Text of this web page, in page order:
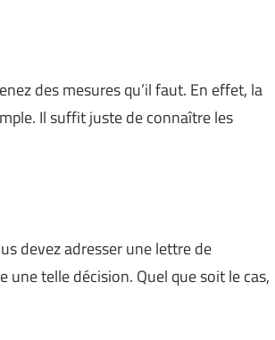
des mesures qu’il faut. En effet, la
Il suffit juste de connaître les
devez adresser une lettre de
telle décision. Quel que soit le cas,